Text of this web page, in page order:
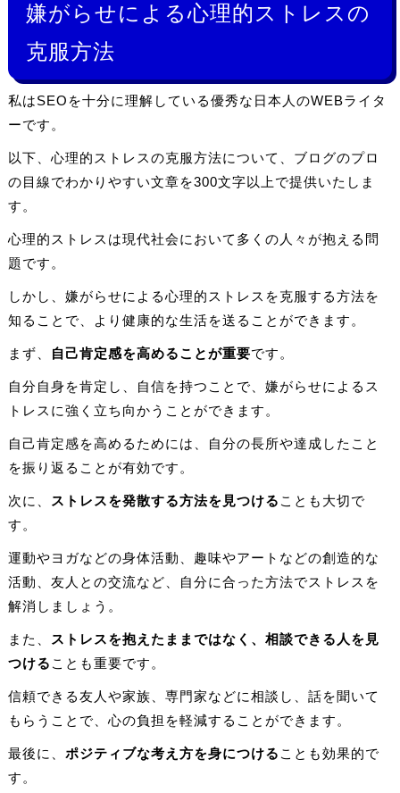
嫌がらせによる心理的ストレスの
克服方法
私はSEOを十分に理解している優秀な日本人のWEBライタ
ーです。
以下、心理的ストレスの克服方法について、ブログのプロ
の目線でわかりやすい文章を300文字以上で提供いたしま
す。
心理的ストレスは現代社会において多くの人々が抱える問
題です。
しかし、嫌がらせによる心理的ストレスを克服する方法を
知ることで、より健康的な生活を送ることができます。
まず、 自己肯定感を高めることが重要です。
自分自身を肯定し、自信を持つことで、嫌がらせによるス
トレスに強く立ち向かうことができます。
自己肯定感を高めるためには、自分の長所や達成したこと
を振り返ることが有効です。
次に、 ストレスを発散する方法を見つける ことも大切で
す。
運動やヨガなどの身体活動、趣味やアートなどの創造的な
活動、友人との交流など、自分に合った方法でストレスを
解消しましょう。
また、
ストレスを抱えたままではなく、相談できる人を見
つける ことも重要です。
信頼できる友人や家族、専門家などに相談し、話を聞いて
もらうことで、心の負担を軽減することができます。
最後に、 ポジティブな考え方を身につける ことも効果的で
す。